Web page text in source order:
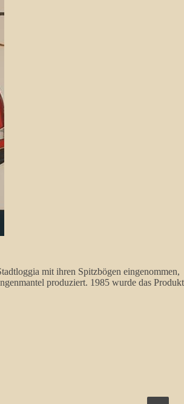
mit ihren Spitzbögen eingenommen,
produziert. 1985 wurde das Produkt